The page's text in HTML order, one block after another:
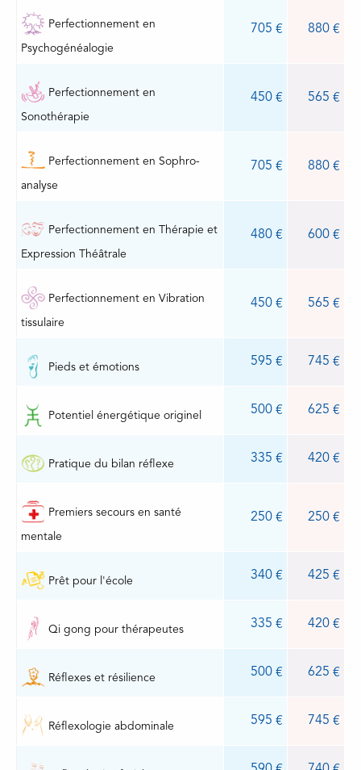
Perfectionnement en
Psychogénéalogie
705 880
Perfectionnement en
Sonothérapie
450 565
Perfectionnement en Sophro-
analyse
705 880
Perfectionnement en Thérapie et
Expression Théâtrale
480 600
Perfectionnement en Vibration
tissulaire
450 565
Pieds et émotions 595 745
Potentiel énergétique originel 500 625
Pratique du bilan réflexe 335 420
Premiers secours en santé
mentale
250 250
Prêt pour l'école 340 425
Qi gong pour thérapeutes 335 420
Réflexes et résilience 500 625
Réflexologie abdominale 595 745